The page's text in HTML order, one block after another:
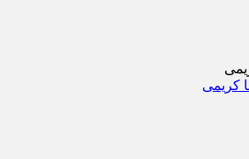
کریمی